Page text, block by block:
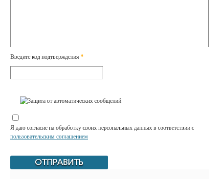
Введите код подтверждения *
Я даю согласие на обработку своих персональных данных в соответствии с
пользовательским соглашением